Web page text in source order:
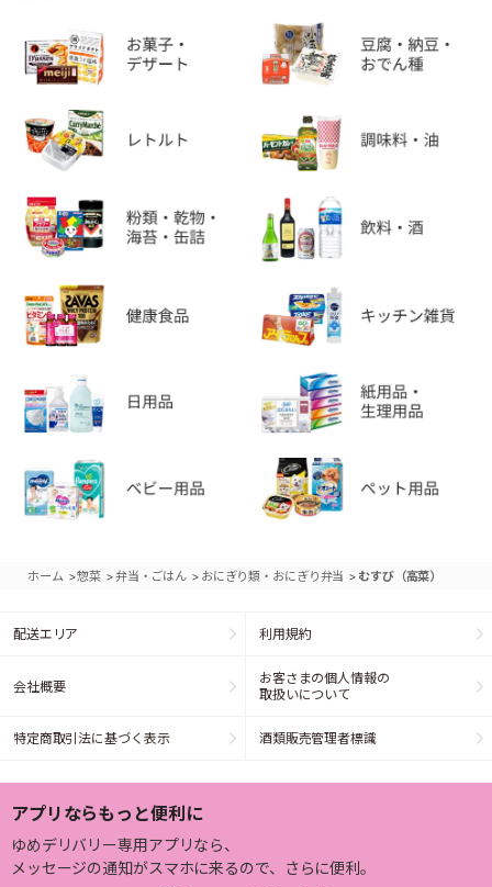
ホーム >惣菜 >弁当・ごはん > おにぎり類・おにぎり弁当 > むすび（高菜）
配送エリア 利用規約
会社概要
お客さまの個人情報の
取扱いについて
特定商取引法に基づく表示 酒類販売管理者標識
アプリならもっと便利に
ゆめデリバリー専用アプリなら、
メッセージの通知がスマホに来るので、さらに便利。